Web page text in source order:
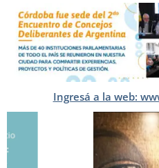
Ingresá a la web: